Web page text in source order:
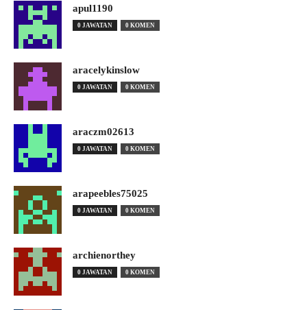
apul1190
0 JAWATAN 0 KOMEN
aracelykinslow
0 JAWATAN 0 KOMEN
araczm02613
0 JAWATAN 0 KOMEN
arapeebles75025
0 JAWATAN 0 KOMEN
archienorthey
0 JAWATAN 0 KOMEN